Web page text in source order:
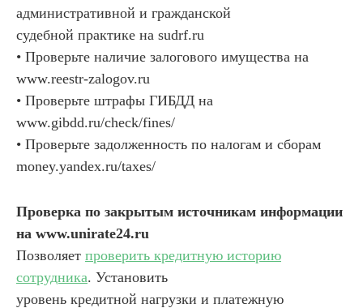
административной и гражданской
судебной практике на sudrf.ru
• Проверьте наличие залогового имущества на
www.reestr-zalogov.ru
• Проверьте штрафы ГИБДД на
www.gibdd.ru/check/fines/
• Проверьте задолженность по налогам и сборам
money.yandex.ru/taxes/
Проверка по закрытым источникам информации
на www.unirate24.ru
Позволяет проверить кредитную историю
сотрудника. Установить
уровень кредитной нагрузки и платежную